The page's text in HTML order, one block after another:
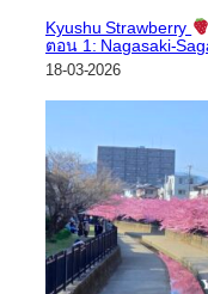
Kyushu Strawberry
ตอน 1: Nagasaki-
18-03-2026